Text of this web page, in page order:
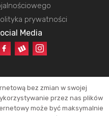
prywatności
Media
prawa zastrzeżone.
bez zmian w swojej
przez nas plików
może być maksymalnie